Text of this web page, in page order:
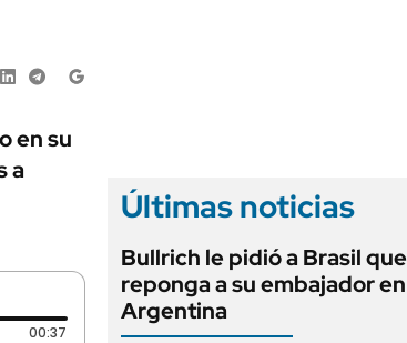
en su
a
00:37 Duración: 37 segundos
Últimas noticias
Bullrich le pidió a Brasil que
reponga a su embajador en
Argentina